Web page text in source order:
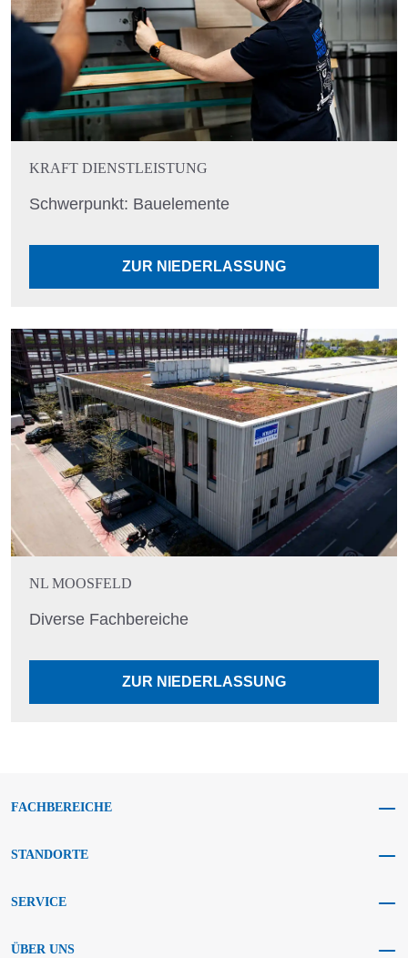
KRAFT DIENSTLEISTUNG
Schwerpunkt: Bauelemente
ZUR NIEDERLASSUNG
NL MOOSFELD
Diverse Fachbereiche
ZUR NIEDERLASSUNG
FACHBEREICHE
STANDORTE
SERVICE
ÜBER UNS